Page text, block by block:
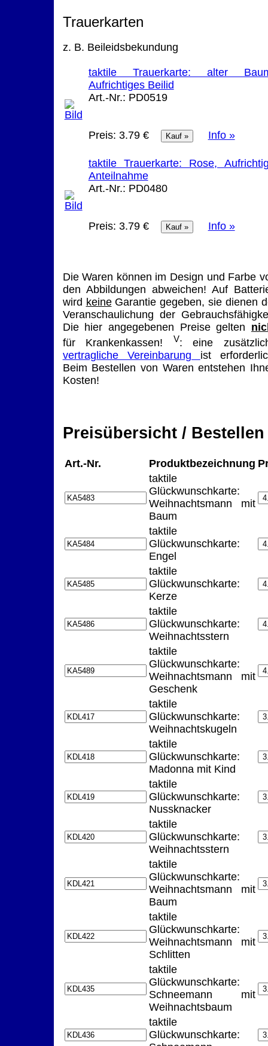
Trauerkarten
z. B. Beileidsbekundung
taktile Trauerkarte: alter
Aufrichtiges Beilid
Art.-Nr.: PD0519
Preis: 3.79 € Info »
taktile Trauerkarte: Rose,
Anteilnahme
Art.-Nr.: PD0480
Preis: 3.79 € Info »
Die Waren können im Design und Farbe
den Abbildungen abweichen! Auf
wird keineGarantie gegeben, sie dienen
Veranschaulichung der
Die hier angegebenen Preise gelten
für Krankenkassen!
V: eine
vertragliche Vereinbarung ist
Beim Bestellen von Waren entstehen
Kosten!
Preisübersicht / Bestellen
Art.-Nr. Produktbezeichnung
taktile
Glückwunschkarte:
Weihnachtsmann mit
Baum
taktile
Glückwunschkarte:
Engel
taktile
Glückwunschkarte:
Kerze
taktile
Glückwunschkarte:
Weihnachtsstern
taktile
Glückwunschkarte:
Weihnachtsmann mit
Geschenk
taktile
Glückwunschkarte:
Weihnachtskugeln
taktile
Glückwunschkarte:
Madonna mit Kind
taktile
Glückwunschkarte:
Nussknacker
taktile
Glückwunschkarte:
Weihnachtsstern
taktile
Glückwunschkarte:
Weihnachtsmann mit
Baum
taktile
Glückwunschkarte:
Weihnachtsmann mit
Schlitten
taktile
Glückwunschkarte:
Schneemann mit
Weihnachtsbaum
taktile
Glückwunschkarte: